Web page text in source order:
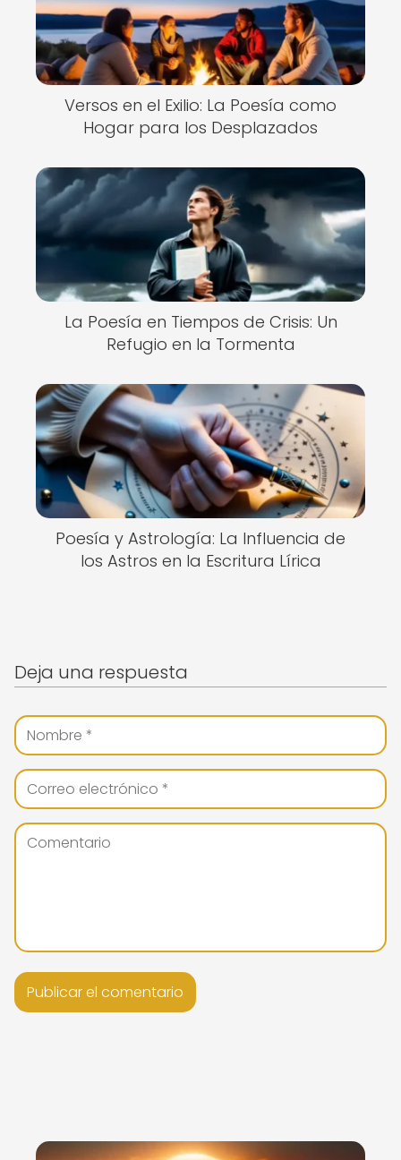
Versos en el Exilio: La Poesía como
Hogar para los Desplazados
La Poesía en Tiempos de Crisis: Un
Refugio en la Tormenta
Poesía y Astrología: La Influencia de
los Astros en la Escritura Lírica
Deja una respuesta
Nuevo